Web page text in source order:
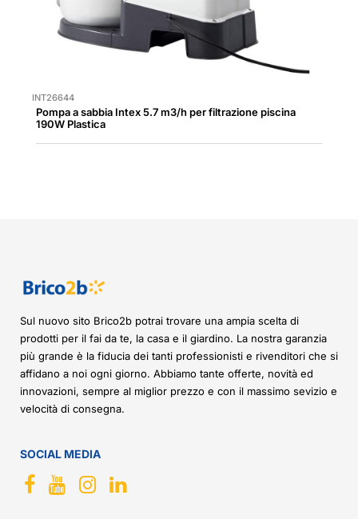
INT26644
Pompa a sabbia Intex 5.7 m3/h per filtrazione piscina
190W Plastica
Sul nuovo sito Brico2b potrai trovare una ampia scelta di
prodotti per il fai da te, la casa e il giardino. La nostra garanzia
più grande è la fiducia dei tanti professionisti e rivenditori che si
affidano a noi ogni giorno. Abbiamo tante offerte, novità ed
innovazioni, sempre al miglior prezzo e con il massimo sevizio e
velocità di consegna.
SOCIAL MEDIA